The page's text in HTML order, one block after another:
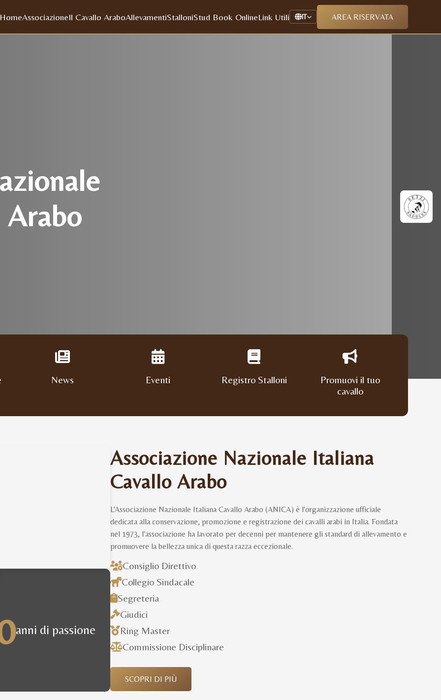
AssociazioneIl Cavallo AraboAllevamentiStalloniStud Book OnlineLink Utili IT AREA RISERVATA
Arabo
News Eventi Registro Stalloni
Promuovi il tuo
cavallo
anni di passione
Associazione Nazionale Italiana
Cavallo Arabo
L'Associazione Nazionale Italiana Cavallo Arabo (ANICA) è l'organizzazione ufficiale
dedicata alla conservazione, promozione e registrazione dei cavalli arabi in Italia. Fondata
nel 1973, l'associazione ha lavorato per decenni per mantenere gli standard di allevamento e
promuovere la bellezza unica di questa razza eccezionale.
Consiglio Direttivo
Collegio Sindacale
Segreteria
Giudici
Ring Master
Commissione Disciplinare
SCOPRI DI PIÙ